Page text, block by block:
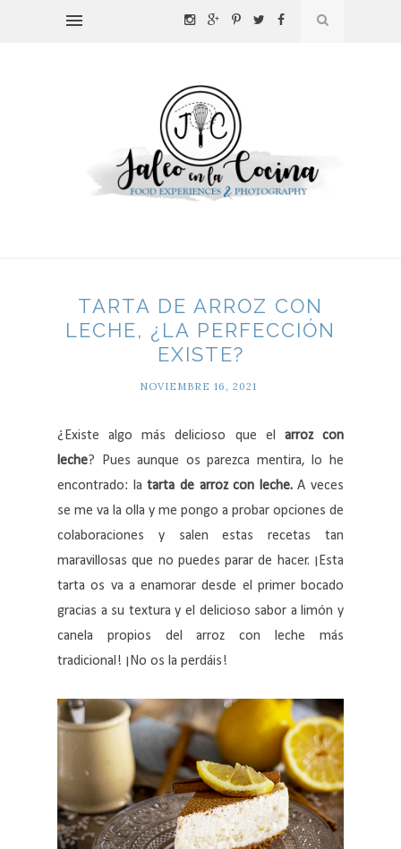
TARTA DE ARROZ CON
LECHE, ¿LA PERFECCIÓN
EXISTE?
NOVIEMBRE 16, 2021
¿Existe algo más delicioso que el arroz con
leche? Pues aunque os parezca mentira, lo he
encontrado: latarta de arroz con leche.A veces
se me va la olla y me pongo a probar opciones de
colaboraciones y salen estas recetas tan
maravillosas que no puedes parar de hacer. ¡Esta
tarta os va a enamorar desde el primer bocado
gracias a su textura y el delicioso sabor a limón y
canela propios del arroz con leche más
tradicional! ¡No os la perdáis!